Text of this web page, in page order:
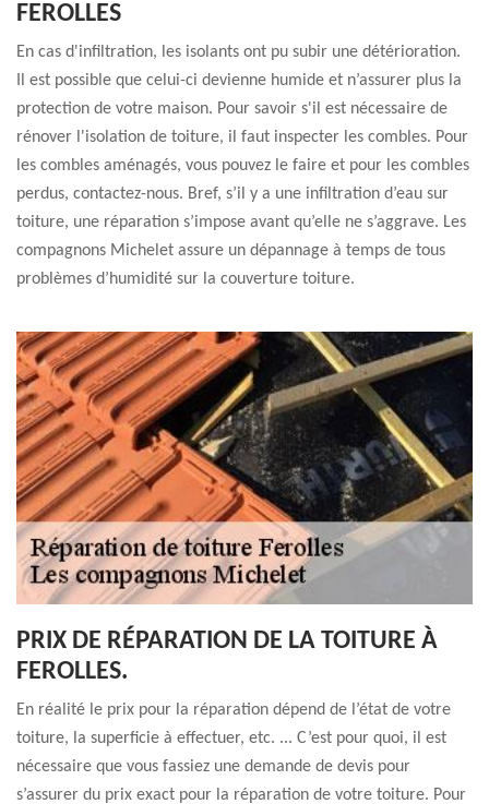
FEROLLES
En cas d'infiltration, les isolants ont pu subir une détérioration.
Il est possible que celui-ci devienne humide et n’assurer plus la
protection de votre maison. Pour savoir s'il est nécessaire de
rénover l'isolation de toiture, il faut inspecter les combles. Pour
les combles aménagés, vous pouvez le faire et pour les combles
perdus, contactez-nous. Bref, s’il y a une infiltration d’eau sur
toiture, une réparation s’impose avant qu’elle ne s’aggrave. Les
compagnons Michelet assure un dépannage à temps de tous
problèmes d’humidité sur la couverture toiture.
PRIX DE RÉPARATION DE LA TOITURE À
FEROLLES.
En réalité le prix pour la réparation dépend de l’état de votre
toiture, la superficie à effectuer, etc. ... C’est pour quoi, il est
nécessaire que vous fassiez une demande de devis pour
s’assurer du prix exact pour la réparation de votre toiture. Pour